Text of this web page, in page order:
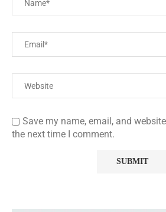
Save my name, email, and
the next time I comment.